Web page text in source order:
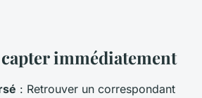
immédiatement
: Retrouver un correspondant